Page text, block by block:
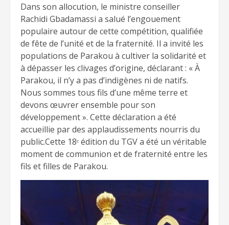
Dans son allocution, le ministre conseiller
Rachidi Gbadamassi a salué l’engouement
populaire autour de cette compétition, qualifiée
de fête de l’unité et de la fraternité. Il a invité les
populations de Parakou à cultiver la solidarité et
à dépasser les clivages d’origine, déclarant : « À
Parakou, il n’y a pas d’indigènes ni de natifs.
Nous sommes tous fils d’une même terre et
devons œuvrer ensemble pour son
développement ». Cette déclaration a été
accueillie par des applaudissements nourris du
public.Cette 18ᵉ édition du TGV a été un véritable
moment de communion et de fraternité entre les
fils et filles de Parakou.